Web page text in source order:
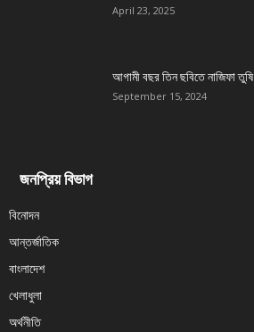
April 23, 2025
আগামী বছর তিন ছবিতে নাজিফা তুষি
September 15, 2024
জনপ্রিয় বিভাগ
বিনোদন
আন্তর্জাতিক
বাংলাদেশ
খেলাধুলা
অর্থনীতি